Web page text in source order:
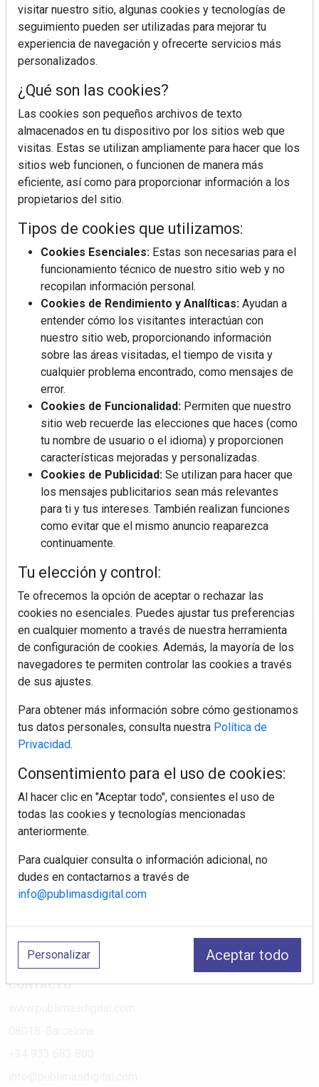
Regístrate y accede a contenidos
exclusivos
electrodomésticos, novedades informáticas, electrónica de
consumo, canal electro, retail, análisis distribución, noticias
tiendas electrodomésticos, línea blanca, línea marrón,
pequeño electrodoméstico, datos de mercado.
PÁGINAS
Suscripciones
Política de Privacidad
Política de Cookies
Política de Redes
Aviso Legal
¿Quiénes somos?
CONTACTO
visitar nuestro sitio, algunas cookies y tecnologías de
seguimiento pueden ser utilizadas para mejorar tu
experiencia de navegación y ofrecerte servicios más
personalizados.
¿Qué son las cookies?
Las cookies son pequeños archivos de texto
almacenados en tu dispositivo por los sitios web que
visitas. Estas se utilizan ampliamente para hacer que los
sitios web funcionen, o funcionen de manera más
eficiente, así como para proporcionar información a los
propietarios del sitio.
Tipos de cookies que utilizamos:
Cookies Esenciales: Estas son necesarias para el
funcionamiento técnico de nuestro sitio web y no
recopilan información personal.
Cookies de Rendimiento y Analíticas: Ayudan a
entender cómo los visitantes interactúan con
nuestro sitio web, proporcionando información
sobre las áreas visitadas, el tiempo de visita y
cualquier problema encontrado, como mensajes de
error.
Cookies de Funcionalidad: Permiten que nuestro
sitio web recuerde las elecciones que haces (como
tu nombre de usuario o el idioma) y proporcionen
características mejoradas y personalizadas.
Cookies de Publicidad: Se utilizan para hacer que
los mensajes publicitarios sean más relevantes
para ti y tus intereses. También realizan funciones
como evitar que el mismo anuncio reaparezca
continuamente.
Tu elección y control:
Te ofrecemos la opción de aceptar o rechazar las
cookies no esenciales. Puedes ajustar tus preferencias
en cualquier momento a través de nuestra herramienta
de configuración de cookies. Además, la mayoría de los
navegadores te permiten controlar las cookies a través
de sus ajustes.
Para obtener más información sobre cómo gestionamos
tus datos personales, consulta nuestra Política de
Privacidad.
Consentimiento para el uso de cookies:
Al hacer clic en "Aceptar todo", consientes el uso de
todas las cookies y tecnologías mencionadas
anteriormente.
Para cualquier consulta o información adicional, no
dudes en contactarnos a través de
info@publimasdigital.com
Personalizar Aceptar todo